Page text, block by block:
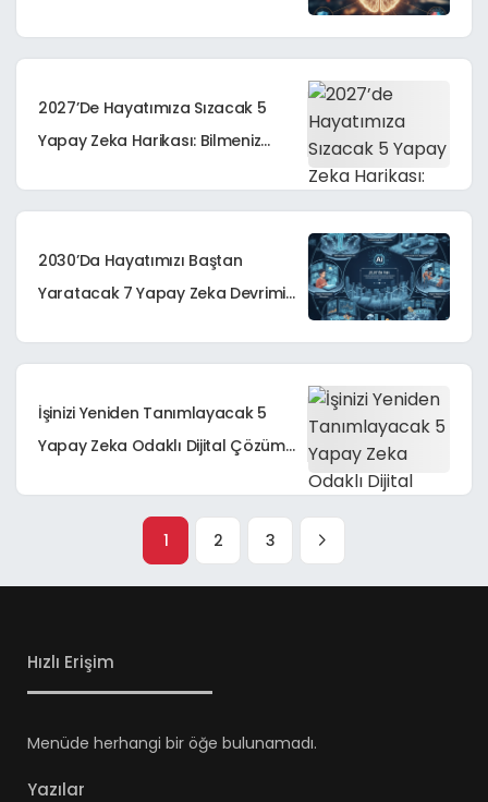
2027’de Hayatımıza Sızacak 5
Yapay Zeka Harikası: Bilmeniz
Trendleri
2030’da Hayatımızı Baştan
Yaratacak 7 Yapay Zeka Devrimi:
İşinizi Yeniden Tanımlayacak 5
Yapay Zeka Odaklı Dijital Çözüm
1 2 3
Hızlı Erişim
Menüde herhangi bir öğe bulunamadı.
Yazılar